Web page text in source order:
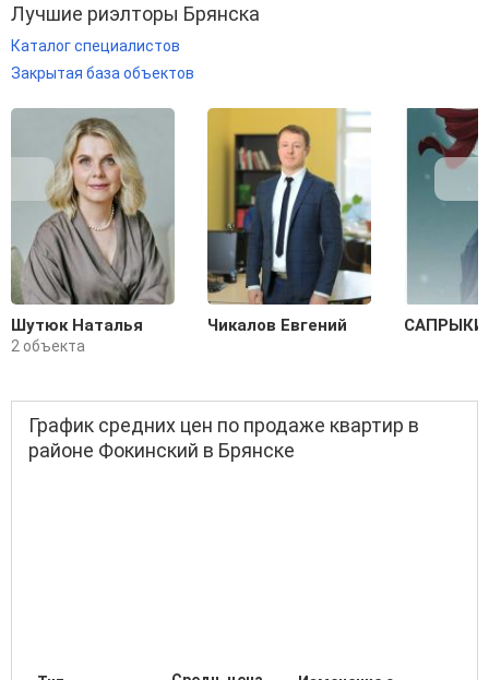
Лучшие риэлторы Брянска
Каталог специалистов
Закрытая база объектов
Шутюк Наталья
2 объекта
Чикалов Евгений
График средних цен по продаже квартир в
районе Фокинский в Брянске